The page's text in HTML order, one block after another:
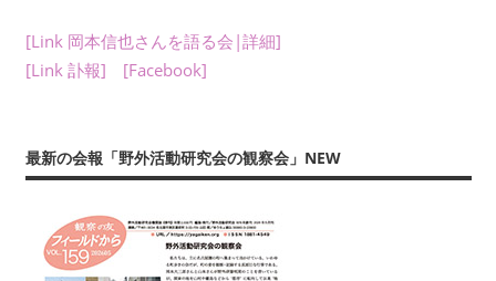
ら：
や
発
表・
[Link 岡本信也さんを語る会|詳細]
[Link 訃報]
[Facebook]
最新の会報「野外活動研究会の観察会」NEW